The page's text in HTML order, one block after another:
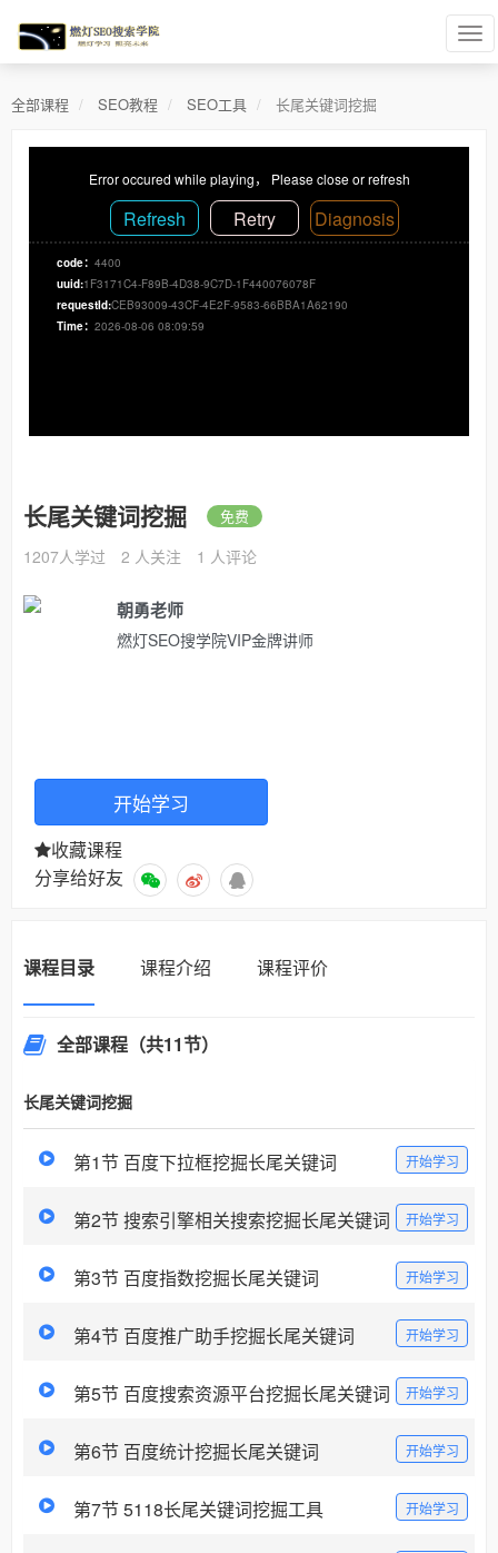
全部课程 SEO教程 SEO工具 长尾关键词挖掘
Error occured while playing， Please close or refresh
Refresh Retry Diagnosis
code： 4400
uuid:1F3171C4-F89B-4D38-9C7D-1F440076078F
requestId:CEB93009-43CF-4E2F-9583-66BBA1A62190
Time： 2026-08-06 08:09:59
长尾关键词挖掘 免费
1207人学过 2 人关注 1 人评论
朝勇老师
燃灯SEO搜学院VIP金牌讲师
开始学习
收藏课程
分享给好友
课程目录 课程介绍 课程评价
全部课程 （共11节）
长尾关键词挖掘
开始学习
第1节 百度下拉框挖掘长尾关键词
开始学习
第2节 搜索引擎相关搜索挖掘长尾关键词
开始学习
第3节 百度指数挖掘长尾关键词
开始学习
第4节 百度推广助手挖掘长尾关键词
开始学习
第5节 百度搜索资源平台挖掘长尾关键词
开始学习
第6节 百度统计挖掘长尾关键词
开始学习
第7节 5118长尾关键词挖掘工具